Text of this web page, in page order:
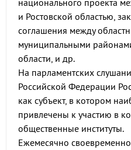
национального проекта
и Ростовской областью,
соглашения между
муниципальными
области, и др.
На парламентских
Российской Федерации
как субъект, в котором
привлечены к участию в
общественные институты.
Ежемесячно